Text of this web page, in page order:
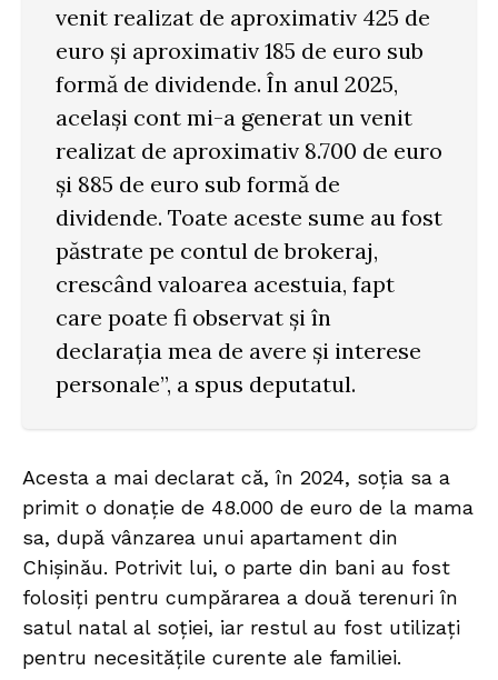
venit realizat de aproximativ 425 de
euro și aproximativ 185 de euro sub
formă de dividende. În anul 2025,
același cont mi-a generat un venit
realizat de aproximativ 8.700 de euro
și 885 de euro sub formă de
dividende. Toate aceste sume au fost
păstrate pe contul de brokeraj,
crescând valoarea acestuia, fapt
care poate fi observat și în
declarația mea de avere și interese
personale”, a spus deputatul.
Acesta a mai declarat că, în 2024, soția sa a
primit o donație de 48.000 de euro de la mama
sa, după vânzarea unui apartament din
Chișinău. Potrivit lui, o parte din bani au fost
folosiți pentru cumpărarea a două terenuri în
satul natal al soției, iar restul au fost utilizați
pentru necesitățile curente ale familiei.